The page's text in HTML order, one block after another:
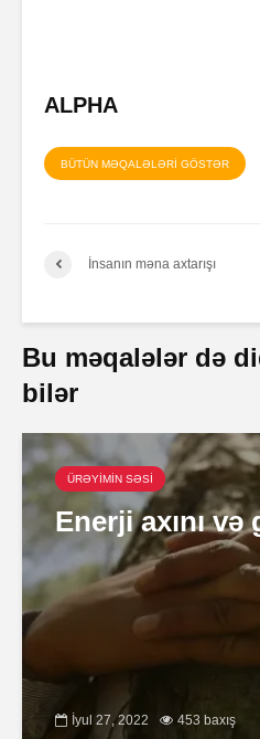
ALPHA
BÜTÜN MƏQALƏLƏRİ GÖSTƏR
İnsanın məna axtarışı
Bu məqalələr də
bilər
ÜRƏYİMİN SƏSİ
Enerji axını
İyul 27, 2022 453 baxış